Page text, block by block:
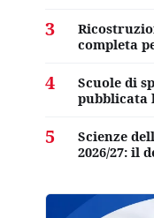
3
completa
4
Scuole di
pubblicata
5
Scienze
2026/27: il